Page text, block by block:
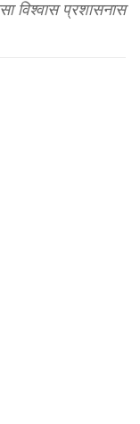
विश्वास प्रशासनास